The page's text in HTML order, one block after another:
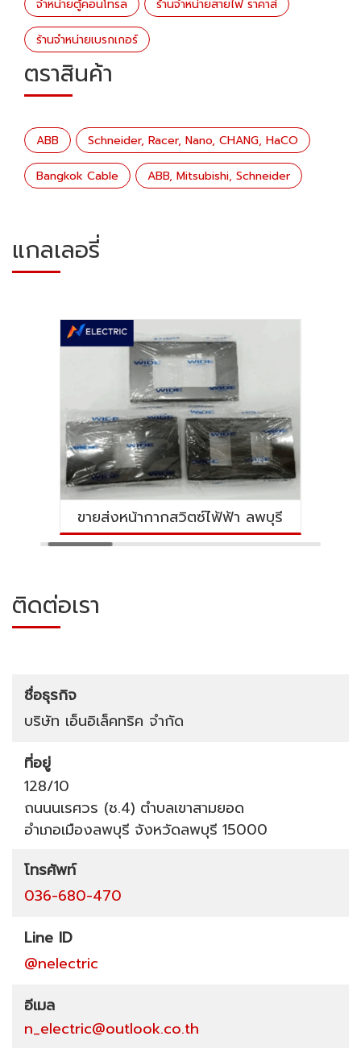
จำหน่ายตู้คอนโทรล ร้านจำหน่ายสายไฟ ราคาส่
ร้านจำหน่ายเบรกเกอร์
ตราสินค้า
ABB Schneider, Racer, Nano, CHANG, HaCO
Bangkok Cable ABB, Mitsubishi, Schneider
แกลเลอรี่
ขายส่งหน้ากากสวิตซ์ไฟ้ฟ้า ลพบุรี
ติดต่อเรา
ชื่อธุรกิจ
บริษัท เอ็นอิเล็คทริค จำกัด
ที่อยู่
128/10
ถนนนเรศวร (ช.4) ตำบลเขาสามยอด
อำเภอเมืองลพบุรี จังหวัดลพบุรี 15000
โทรศัพท์
036-680-470
Line ID
@nelectric
อีเมล
n_electric@outlook.co.th